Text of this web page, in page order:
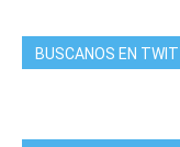
BUSCANOS EN